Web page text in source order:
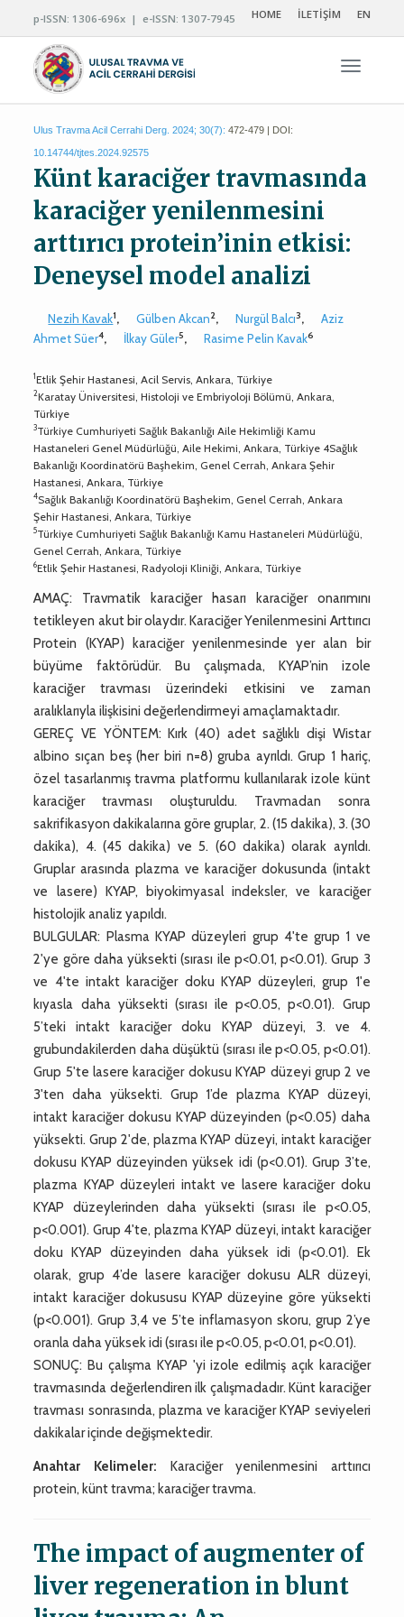
p-ISSN: 1306-696x | e-ISSN: 1307-7945 HOME İLETİŞİM EN
Ulus Travma Acil Cerrahi Derg. 2024; 30(7): 472-479 | DOI:
10.14744/tjtes.2024.92575
Künt karaciğer travmasında
karaciğer yenilenmesini
arttırıcı protein’inin etkisi:
Deneysel model analizi
Nezih Kavak1, Gülben Akcan2, Nurgül Balcı3,
Aziz
Ahmet Süer4, İlkay Güler5, Rasime Pelin Kavak6
1Etlik Şehir Hastanesi, Acil Servis, Ankara, Türkiye
2Karatay Üniversitesi, Histoloji ve Embriyoloji Bölümü, Ankara,
Türkiye
3Türkiye Cumhuriyeti Sağlık Bakanlığı Aile Hekimliği Kamu
Hastaneleri Genel Müdürlüğü, Aile Hekimi, Ankara, Türkiye 4Sağlık
Bakanlığı Koordinatörü Başhekim, Genel Cerrah, Ankara Şehir
Hastanesi, Ankara, Türkiye
4Sağlık Bakanlığı Koordinatörü Başhekim, Genel Cerrah, Ankara
Şehir Hastanesi, Ankara, Türkiye
5Türkiye Cumhuriyeti Sağlık Bakanlığı Kamu Hastaneleri Müdürlüğü,
Genel Cerrah, Ankara, Türkiye
6Etlik Şehir Hastanesi, Radyoloji Kliniği, Ankara, Türkiye
AMAÇ: Travmatik karaciğer hasarı karaciğer onarımını
tetikleyen akut bir olaydır. Karaciğer Yenilenmesini Arttırıcı
Protein (KYAP) karaciğer yenilenmesinde yer alan bir
büyüme faktörüdür. Bu çalışmada, KYAP’nin izole
karaciğer travması üzerindeki etkisini ve zaman
aralıklarıyla ilişkisini değerlendirmeyi amaçlamaktadır.
GEREÇ VE YÖNTEM: Kırk (40) adet sağlıklı dişi Wistar
albino sıçan beş (her biri n=8) gruba ayrıldı. Grup 1 hariç,
özel tasarlanmış travma platformu kullanılarak izole künt
karaciğer travması oluşturuldu. Travmadan sonra
sakrifikasyon dakikalarına göre gruplar, 2. (15 dakika), 3. (30
dakika), 4. (45 dakika) ve 5. (60 dakika) olarak ayrıldı.
Gruplar arasında plazma ve karaciğer dokusunda (intakt
ve lasere) KYAP, biyokimyasal indeksler, ve karaciğer
histolojik analiz yapıldı.
BULGULAR: Plasma KYAP düzeyleri grup 4'te grup 1 ve
2'ye göre daha yüksekti (sırası ile p<0.01, p<0.01). Grup 3
ve 4'te intakt karaciğer doku KYAP düzeyleri, grup 1'e
kıyasla daha yüksekti (sırası ile p<0.05, p<0.01). Grup
5’teki intakt karaciğer doku KYAP düzeyi, 3. ve 4.
grubundakilerden daha düşüktü (sırası ile p<0.05, p<0.01).
Grup 5'te lasere karaciğer dokusu KYAP düzeyi grup 2 ve
3'ten daha yüksekti. Grup 1’de plazma KYAP düzeyi,
intakt karaciğer dokusu KYAP düzeyinden (p<0.05) daha
yüksekti. Grup 2'de, plazma KYAP düzeyi, intakt karaciğer
dokusu KYAP düzeyinden yüksek idi (p<0.01). Grup 3’te,
plazma KYAP düzeyleri intakt ve lasere karaciğer doku
KYAP düzeylerinden daha yüksekti (sırası ile p<0.05,
p<0.001). Grup 4'te, plazma KYAP düzeyi, intakt karaciğer
doku KYAP düzeyinden daha yüksek idi (p<0.01). Ek
olarak, grup 4’de lasere karaciğer dokusu ALR düzeyi,
intakt karaciğer dokususu KYAP düzeyine göre yüksekti
(p<0.001). Grup 3,4 ve 5’te inflamasyon skoru, grup 2’ye
oranla daha yüksek idi (sırası ile p<0.05, p<0.01, p<0.01).
SONUÇ: Bu çalışma KYAP 'yi izole edilmiş açık karaciğer
travmasında değerlendiren ilk çalışmadadır. Künt karaciğer
travması sonrasında, plazma ve karaciğer KYAP seviyeleri
dakikalar içinde değişmektedir.
Anahtar Kelimeler: Karaciğer yenilenmesini arttırıcı
protein, künt travma; karaciğer travma.
The impact of augmenter of
liver regeneration in blunt